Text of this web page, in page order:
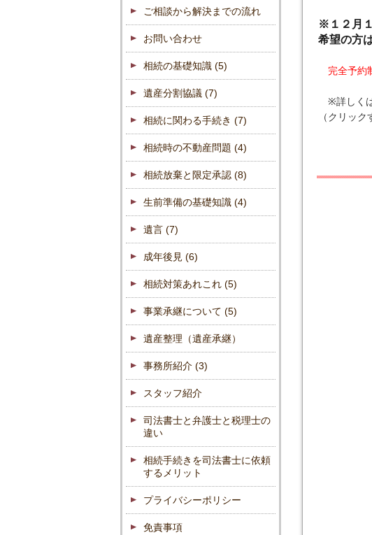
※１２月
希望の方
完全予約
※詳しく
（クリッ
ご相談から解決までの流れ
お問い合わせ
相続の基礎知識 (5)
遺産分割協議 (7)
相続に関わる手続き (7)
相続時の不動産問題 (4)
相続放棄と限定承認 (8)
生前準備の基礎知識 (4)
遺言 (7)
成年後見 (6)
相続対策あれこれ (5)
事業承継について (5)
遺産整理（遺産承継）
事務所紹介 (3)
スタッフ紹介
司法書士と弁護士と税理士の
違い
相続手続きを司法書士に依頼
するメリット
プライバシーポリシー
免責事項